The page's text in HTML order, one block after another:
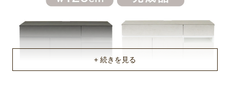
原産国
ベトナム